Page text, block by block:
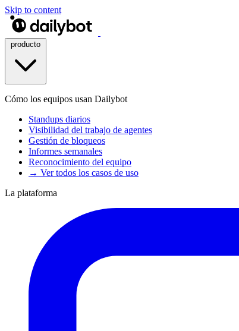
Skip to content
Cómo los equipos usan Dailybot
Standups diarios
Visibilidad del trabajo de agentes
Gestión de bloqueos
Informes semanales
Reconocimiento del equipo
→ Ver todos los casos de uso
La plataforma